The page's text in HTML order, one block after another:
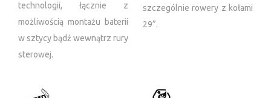
technologii, łącznie z
możliwością montażu baterii
w sztycy bądź wewnątrz rury
sterowej.
szczególnie rowery z kołami
29”.